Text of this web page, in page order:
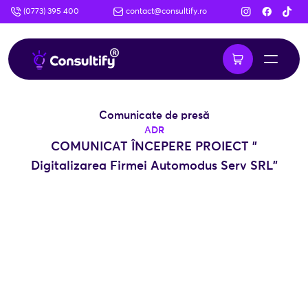
(0773) 395 400 contact@consultify.ro
Comunicate de presă
ADR
COMUNICAT ÎNCEPERE PROIECT "
Digitalizarea Firmei Automodus Serv SRL"